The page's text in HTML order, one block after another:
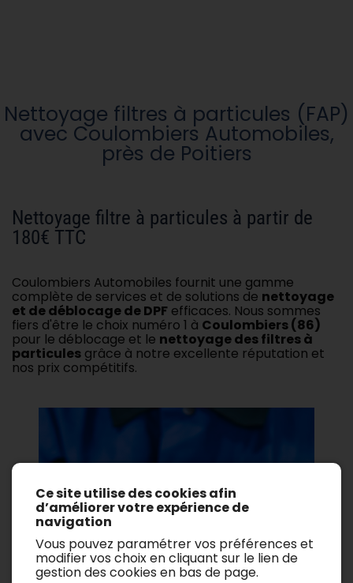
Nettoyage filtres à particules (FAP)
avec Coulombiers Automobiles,
près de Poitiers
Nettoyage filtre à particules à partir de
180€ TTC
Coulombiers Automobiles fournit une gamme
complète de services et de solutions de nettoyage
et de déblocage de DPF efficaces. Nous sommes
fiers d'être le choix numéro 1 à Coulombiers (86)
pour le déblocage et le nettoyage des filtres à
particules grâce à notre excellente réputation et
nos prix compétitifs.
Ce site utilise des cookies afin
d’améliorer votre expérience de
navigation
Vous pouvez paramétrer vos préférences et
modifier vos choix en cliquant sur le lien de
gestion des cookies en bas de page.